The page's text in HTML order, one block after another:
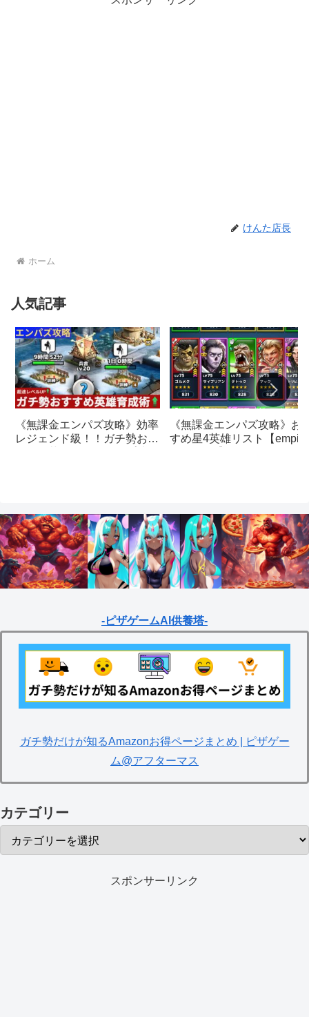
けんた店長
ホーム
人気記事
《無課金エンパズ攻略》効率
レジェンド級！！ガチ勢おす
《無課金エンパズ攻略》お
すめ星4英雄リスト【
-ピザゲームAI供養塔-
ガチ勢だけが知るAmazonお得ページまとめ | ピザゲー
ム@アフターマス
カテゴリー
スポンサーリンク